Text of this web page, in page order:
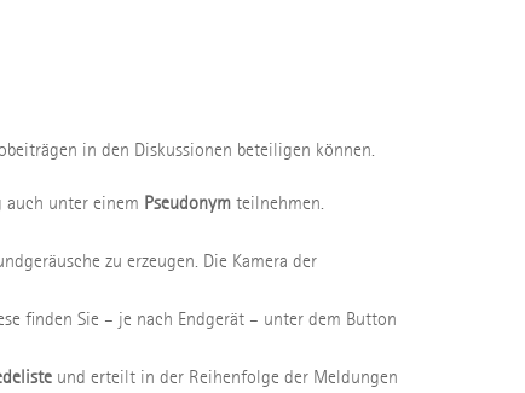
in den Diskussionen beteiligen können.
auch unter einem Pseudonym teilnehmen.
zu erzeugen. Die Kamera der
finden Sie – je nach Endgerät – unter dem Button
und erteilt in der Reihenfolge der Meldungen